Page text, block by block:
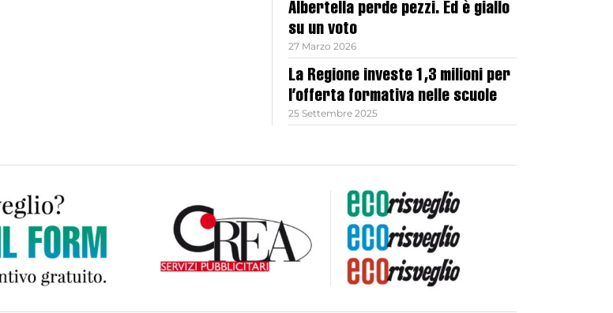
Albertella perde pezzi. Ed è giallo
su un voto
27 Marzo 2026
La Regione investe 1,3 milioni per
l’offerta formativa nelle scuole
25 Settembre 2025